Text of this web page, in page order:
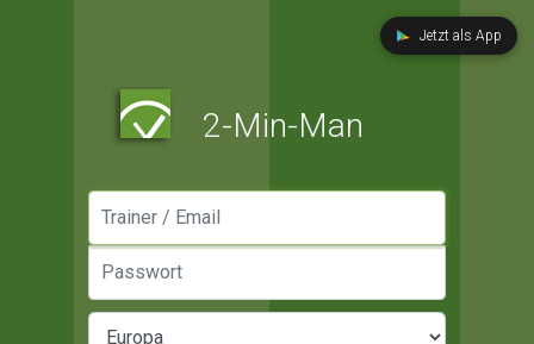
Jetzt als App
2-Min-Man